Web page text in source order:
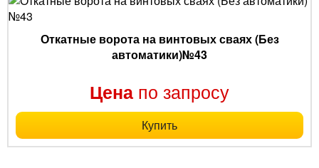
Откатные ворота на винтовых сваях (Без
автоматики)№43
Цена по запросу
Купить